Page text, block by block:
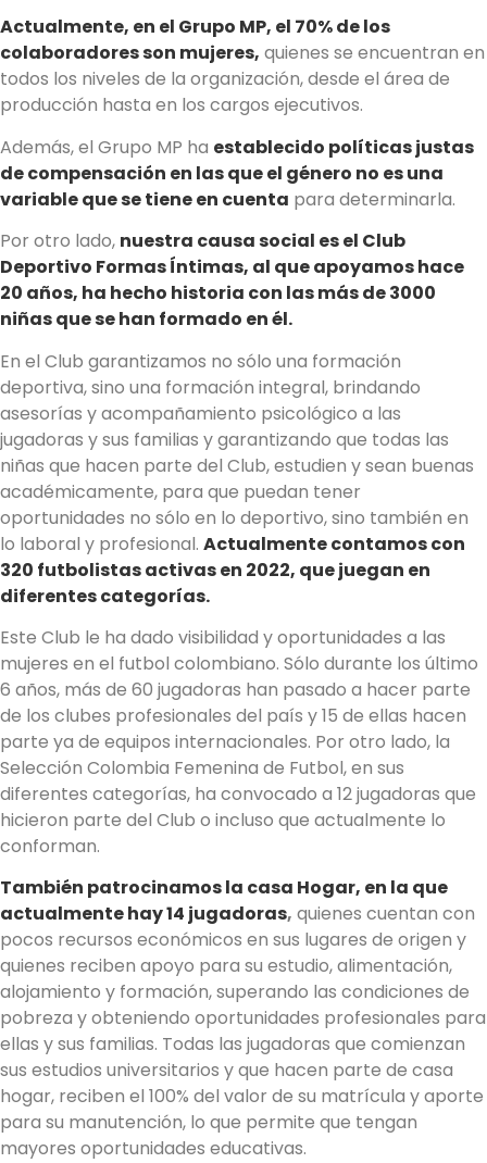
Actualmente, en el Grupo MP, el 70% de los
colaboradores son mujeres, quienes se encuentran en
todos los niveles de la organización, desde el área de
producción hasta en los cargos ejecutivos.
Además, el Grupo MP ha establecido políticas justas
de compensación en las que el género no es una
variable que se tiene en cuenta para determinarla.
Por otro lado, nuestra causa social es el Club
Deportivo Formas Íntimas, al que apoyamos hace
20 años, ha hecho historia con las más de 3000
niñas que se han formado en él.
En el Club garantizamos no sólo una formación
deportiva, sino una formación integral, brindando
asesorías y acompañamiento psicológico a las
jugadoras y sus familias y garantizando que todas las
niñas que hacen parte del Club, estudien y sean buenas
académicamente, para que puedan tener
oportunidades no sólo en lo deportivo, sino también en
lo laboral y profesional. Actualmente contamos con
320 futbolistas activas en 2022, que juegan en
diferentes categorías.
Este Club le ha dado visibilidad y oportunidades a las
mujeres en el futbol colombiano. Sólo durante los último
6 años, más de 60 jugadoras han pasado a hacer parte
de los clubes profesionales del país y 15 de ellas hacen
parte ya de equipos internacionales. Por otro lado, la
Selección Colombia Femenina de Futbol, en sus
diferentes categorías, ha convocado a 12 jugadoras que
hicieron parte del Club o incluso que actualmente lo
conforman.
También patrocinamos la casa Hogar, en la que
actualmente hay 14 jugadoras, quienes cuentan con
pocos recursos económicos en sus lugares de origen y
quienes reciben apoyo para su estudio, alimentación,
alojamiento y formación, superando las condiciones de
pobreza y obteniendo oportunidades profesionales para
ellas y sus familias. Todas las jugadoras que comienzan
sus estudios universitarios y que hacen parte de casa
hogar, reciben el 100% del valor de su matrícula y aporte
para su manutención, lo que permite que tengan
mayores oportunidades educativas.